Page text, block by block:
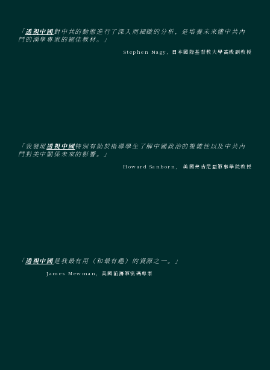
「透視中國對中共的動態進行了深入而細緻的分析，是培養未來懂中共內
鬥的漢學專家的絕佳教材。」
Stephen Nagy，日本國際基督教大學高級副教授
「我發現透視中國特別有助於指導學生了解中國政治的複雜性以及中共內
鬥對美中關係未來的影響。」
Howard Sanborn， 美國弗吉尼亞軍事學院教授
「透視中國是我最有用（和最有趣）的資源之一。」
James Newman，美國前海軍密碼專家